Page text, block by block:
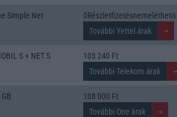
Simple Net
S + NET S 103 240 Ft
108 000 Ft